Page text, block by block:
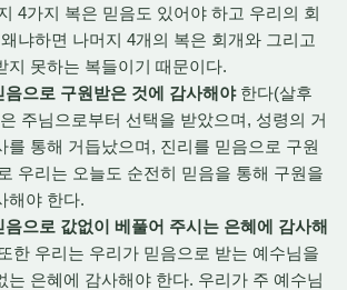
4가지 복은 믿음도 있어야 하고 우리의 회
냐하면 나머지 4개의 복은 회개와 그리고
지 못하는 복들이기 때문이다.
음으로 구원받은 것에 감사해야한다(살후
주님으로부터 선택을 받았으며, 성령의 거
를 통해 거듭났으며, 진리를 믿음으로 구원
우리는 오늘도 순전히 믿음을 통해 구원을
해야 한다.
으로 값없이 베풀어 주시는 은혜에 감사해
한 우리는 우리가 믿음으로 받는 예수님을
는 은혜에 감사해야 한다. 우리가 주 예수님